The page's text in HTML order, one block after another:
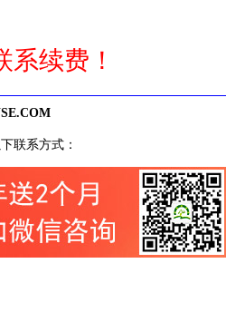
系续费！
联系方式：